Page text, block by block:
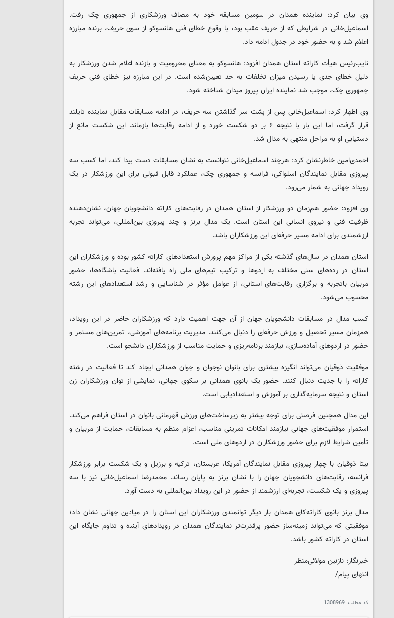
وی بیان کرد: نماینده همدان در سومین مسابقه خود به مصاف ورزشکاری از جمهوری چک رفت.
اسماعیل‌خانی در شرایطی که از حریف عقب بود، با وقوع خطای فنی هانسوکو از سوی حریف، برنده مبارزه
اعلام شد و به حضور خود در جدول ادامه داد.
نایب‌رئیس هیأت کاراته استان همدان افزود: هانسوکو به معنای محرومیت و بازنده اعلام شدن ورزشکار به
دلیل خطای جدی یا رسیدن میزان تخلفات به حد تعیین‌شده است. در این مبارزه نیز خطای فنی حریف
جمهوری چک، موجب شد نماینده ایران پیروز میدان شناخته شود.
وی اظهار کرد: اسماعیل‌خانی پس از پشت سر گذاشتن سه حریف، در ادامه مسابقات مقابل نماینده تایلند
قرار گرفت، اما این بار با نتیجه ۶ بر دو شکست خورد و از ادامه رقابت‌ها بازماند. این شکست مانع از
دستیابی او به مراحل منتهی به مدال شد.
احمدی‌امین خاطرنشان کرد: هرچند اسماعیل‌خانی نتوانست به نشان مسابقات دست پیدا کند، اما کسب سه
پیروزی مقابل نمایندگان اسلواکی، فرانسه و جمهوری چک، عملکرد قابل قبولی برای این ورزشکار در یک
رویداد جهانی به شمار می‌رود.
وی افزود: حضور هم‌زمان دو ورزشکار از استان همدان در رقابت‌های کاراته دانشجویان جهان، نشان‌دهنده
ظرفیت فنی و نیروی انسانی این استان است. یک مدال برنز و چند پیروزی بین‌المللی، می‌تواند تجربه
ارزشمندی برای ادامه مسیر حرفه‌ای این ورزشکاران باشد.
استان همدان در سال‌های گذشته یکی از مراکز مهم پرورش استعدادهای کاراته کشور بوده و ورزشکاران این
استان در رده‌های سنی مختلف به اردوها و ترکیب تیم‌های ملی راه یافته‌اند. فعالیت باشگاه‌ها، حضور
مربیان باتجربه و برگزاری رقابت‌های استانی، از عوامل مؤثر در شناسایی و رشد استعدادهای این رشته
محسوب می‌شود.
کسب مدال در مسابقات دانشجویان جهان از آن جهت اهمیت دارد که ورزشکاران حاضر در این رویداد،
هم‌زمان مسیر تحصیل و ورزش حرفه‌ای را دنبال می‌کنند. مدیریت برنامه‌های آموزشی، تمرین‌های مستمر و
حضور در اردوهای آماده‌سازی، نیازمند برنامه‌ریزی و حمایت مناسب از ورزشکاران دانشجو است.
موفقیت ذوقیان می‌تواند انگیزه بیشتری برای بانوان نوجوان و جوان همدانی ایجاد کند تا فعالیت در رشته
کاراته را با جدیت دنبال کنند. حضور یک بانوی همدانی بر سکوی جهانی، نمایشی از توان ورزشکاران زن
استان و نتیجه سرمایه‌گذاری بر آموزش و استعدادیابی است.
این مدال همچنین فرصتی برای توجه بیشتر به زیرساخت‌های ورزش قهرمانی بانوان در استان فراهم می‌کند.
استمرار موفقیت‌های جهانی نیازمند امکانات تمرینی مناسب، اعزام منظم به مسابقات، حمایت از مربیان و
تأمین شرایط لازم برای حضور ورزشکاران در اردوهای ملی است.
بیتا ذوقیان با چهار پیروزی مقابل نمایندگان آمریکا، عربستان، ترکیه و برزیل و یک شکست برابر ورزشکار
فرانسه، رقابت‌های دانشجویان جهان را با نشان برنز به پایان رساند. محمدرضا اسماعیل‌خانی نیز با سه
پیروزی و یک شکست، تجربه‌ای ارزشمند از حضور در این رویداد بین‌المللی به دست آورد.
مدال برنز بانوی کاراته‌کای همدان بار دیگر توانمندی ورزشکاران این استان را در میادین جهانی نشان داد؛
موفقیتی که می‌تواند زمینه‌ساز حضور پرقدرت‌تر نمایندگان همدان در رویدادهای آینده و تداوم جایگاه این
استان در کاراته کشور باشد.
خبرنگار: نازنین مولائی‌منظر
انتهای پیام/
کد مطلب: 1308969